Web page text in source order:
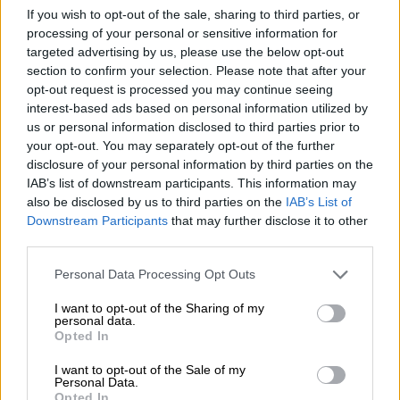
If you wish to opt-out of the sale, sharing to third parties, or
processing of your personal or sensitive information for
targeted advertising by us, please use the below opt-out
section to confirm your selection. Please note that after your
opt-out request is processed you may continue seeing
interest-based ads based on personal information utilized by
us or personal information disclosed to third parties prior to
your opt-out. You may separately opt-out of the further
disclosure of your personal information by third parties on the
IAB’s list of downstream participants. This information may
also be disclosed by us to third parties on the IAB’s List of
Downstream Participants that may further disclose it to other
Personal Data Processing Opt Outs
I want to opt-out of the Sharing of my
personal data.
Opted In
I want to opt-out of the Sale of my
Personal Data.
Opted In
poiché vivono in un ambiente altamente
insicuro e mutevole. Non riuscendo a
prevedere quello che potranno ottenere e
quello che no, vivono in un perenne stato
ansioso.
AFFETTO E
AUTOREVOLEZZA